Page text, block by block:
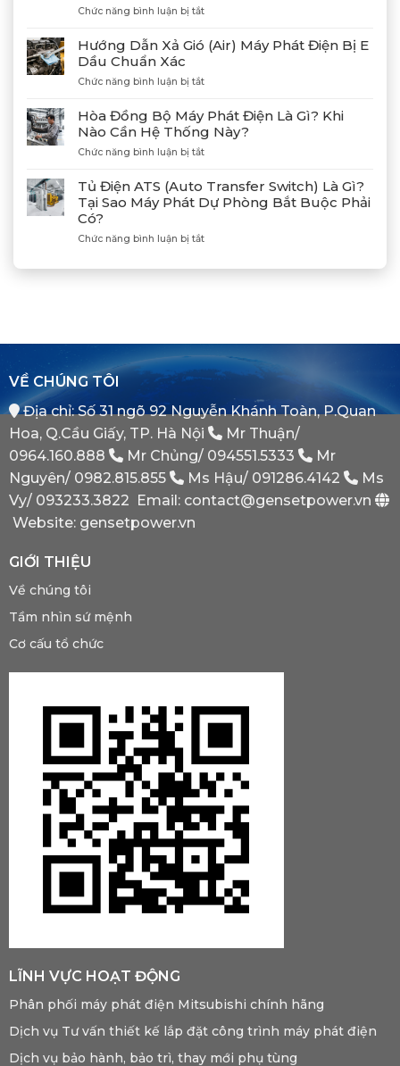
Phát
MGS2300R
Cảng
Chức năng bình luận bị tắtở
Gỡ
Và
Nối
Tác
Cùng
Tân
Giám
Mitsubishi
Heavy
Industries
Khẳng
Vị
Của
Bình
Minh
Hướng Dẫn Xả Gió (Air) Máy Phát Điện Bị E
Dầu Chuẩn Xác
Chức năng bình luận bị tắtở
Dẫn
Xả
Gió
(Air)
Phát
Điện
Bị
Dầu
Xác
Hòa Đồng Bộ Máy Phát Điện Là Gì? Khi
Nào Cần Hệ Thống Này?
Chức năng bình luận bị tắtở
Đồng
Bộ
Máy
Điện
Tủ Điện ATS (Auto Transfer Switch) Là Gì?
Tại Sao Máy Phát Dự Phòng Bắt Buộc Phải
Có?
Chức năng bình luận bị tắtở
Điện
Tại
Sao
Phát
Dự
Phòng
Bắt
Phải
Có?
VỀ CHÚNG TÔI
Địa chỉ: Số 31 ngõ 92 Nguyễn Khánh Toàn, P.Quan
Hoa, Q.Cầu Giấy, TP. Hà Nội
Mr Thuận/
0964.160.888
Mr Chủng/ 094551.5333
Mr
Nguyên/ 0982.815.855 Ms Hậu/ 091286.4142
Ms
Vy/ 093233.3822 Email: contact@gensetpower.vn
Website: gensetpower.vn
GIỚI THIỆU
Về chúng tôi
Tầm nhìn sứ mệnh
Cơ cấu tổ chức
LĨNH VỰC HOẠT ĐỘNG
Phân phối máy phát điện Mitsubishi chính hãng
Dịch vụ Tư vấn thiết kế lắp đặt công trình máy phát điện
Dịch vụ bảo hành, bảo trì, thay mới phụ tùng